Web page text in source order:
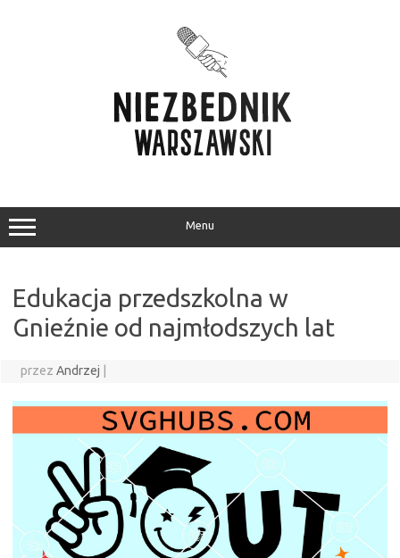
Menu
Edukacja przedszkolna w
Gnieźnie od najmłodszych lat
przez Andrzej